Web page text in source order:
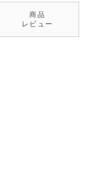
商品
レビュー